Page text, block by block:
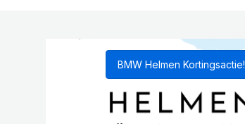
BMW Helmen Kortingsactie!